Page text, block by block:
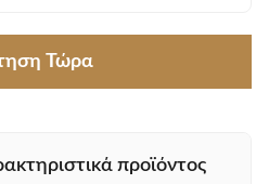
Τώρα
προϊόντος